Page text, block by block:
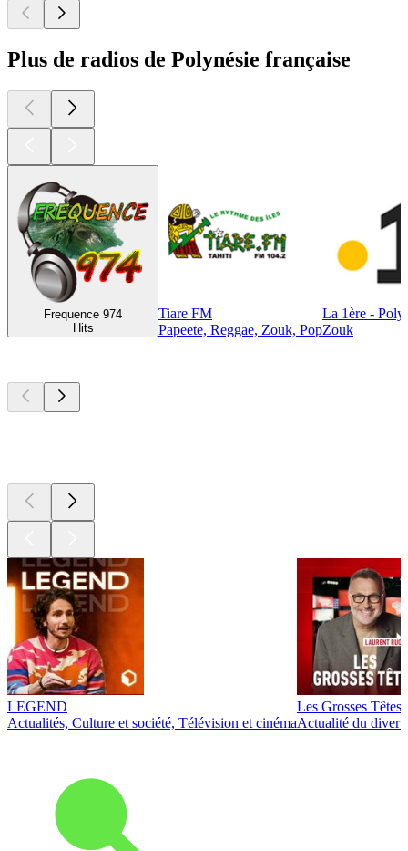
Plus de radios de Polynésie française
Frequence 974
Hits
Tiare FM
Papeete, Reggae, Zouk, Pop
La 1ère -
Zouk
LEGEND
Actualités, Culture et société, Télévision et cinéma
Les Grosses Têtes
Actualité du